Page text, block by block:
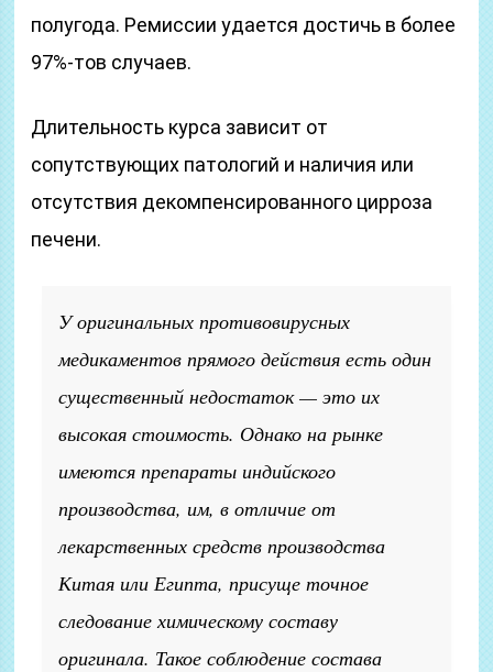
полугода. Ремиссии удается достичь в более
97%-тов случаев.
Длительность курса зависит от
сопутствующих патологий и наличия или
отсутствия декомпенсированного цирроза
печени.
У оригинальных противовирусных
медикаментов прямого действия есть один
существенный недостаток — это их
высокая стоимость. Однако на рынке
имеются препараты индийского
производства, им, в отличие от
лекарственных средств производства
Китая или Египта, присуще точное
следование химическому составу
оригинала. Такое соблюдение состава